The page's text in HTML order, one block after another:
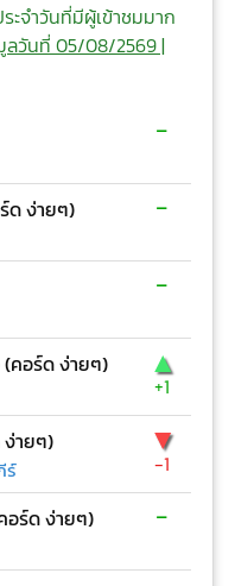
จำวันที่มีผู้เข้าชมมาก
ลวันที่ 05/08/2569 |
-
ด ง่ายๆ) -
-
คอร์ด ง่ายๆ) ▲
+1
ง่ายๆ)
ร์
▼
-1
อร์ด ง่ายๆ) -